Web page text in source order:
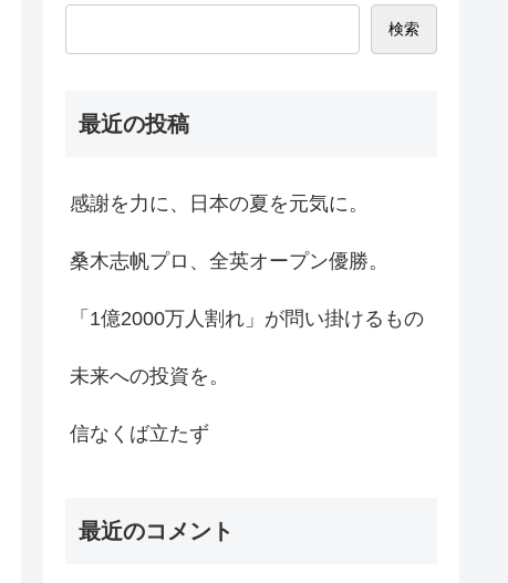
検索
最近の投稿
感謝を力に、日本の夏を元気に。
桑木志帆プロ、全英オープン優勝。
「1億2000万人割れ」が問い掛けるもの
未来への投資を。
信なくば立たず
最近のコメント